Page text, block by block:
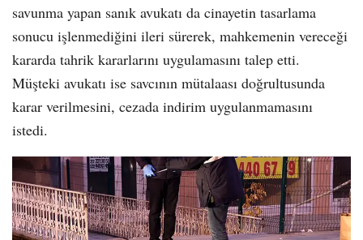
savunma yapan sanık avukatı da cinayetin tasarlama
sonucu işlenmediğini ileri sürerek, mahkemenin vereceği
kararda tahrik kararlarını uygulamasını talep etti.
Müşteki avukatı ise savcının mütalaası doğrultusunda
karar verilmesini, cezada indirim uygulanmamasını
istedi.